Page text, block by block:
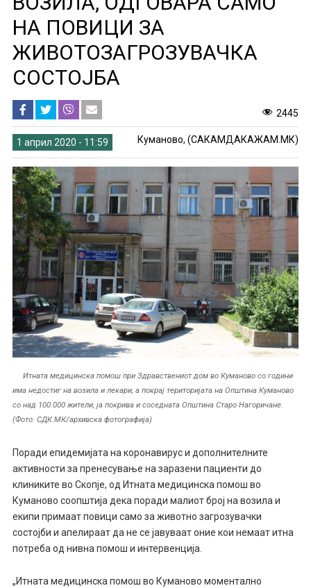
НА ПОВИЦИ ЗА
ЖИВОТОЗАГРОЗУВАЧКА
СОСТОЈБА
2445
1 април 2020 - 11:59 Куманово, (САКАМДАКАЖАМ.МК)
Итната медицинска помош при Здравствениот дом во Куманово со години
има недостиг на возила и лекари, а покрај територијата на Општина Куманово
со над 100.000 жители, ја покрива и соседната Општина Старо Нагоричане.
(Фото: СДК.МК/архивска фотографија)
Поради епидемијата на коронавирус и дополнителните
активности за пренесување на заразени пациенти до
клиниките во Скопје, од Итната медицинска помош во
Куманово соопштија дека поради малиот број на возила и
екипи примаат повици само за животно загрозувачки
состојби и апелираат да не се јавуваат оние кои немаат итна
потреба од нивна помош и интервенција.
„Итната медицинска помош во Куманово моментално